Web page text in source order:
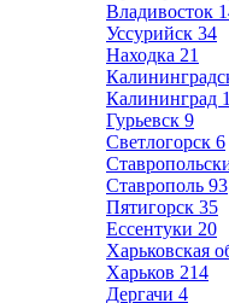
Владивосток
Уссурийск 34
Находка 21
Калининград
Гурьевск 9
Светлогорск 6
Ставрополь 93
Пятигорск 35
Ессентуки 20
Харьковская
Харьков 214
Дергачи 4